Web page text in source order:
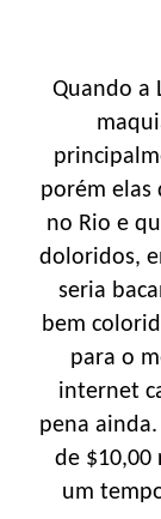
Quando a
porém elas
no Rio e
doloridos,
seria
bem
para o
internet
pena
de $10,00
um